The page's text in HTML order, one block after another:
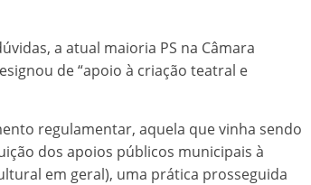
a atual maioria PS na Câmara
de “apoio à criação teatral e
regulamentar, aquela que vinha sendo
dos apoios públicos municipais à
em geral), uma prática prosseguida